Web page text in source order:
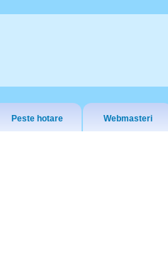
Peste hotare Webmasteri